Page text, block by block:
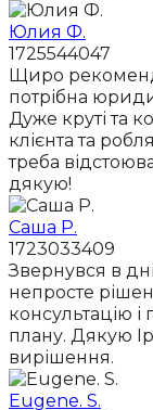
Юлия Ф.
1725544047
Щиро
потрібна
Дуже круті та
клієнта та
треба
дякую!
Саша Р.
1723033409
Звернувся в
непросте
консультацію
плану. Дякую
вирішення.
Eugene. S.